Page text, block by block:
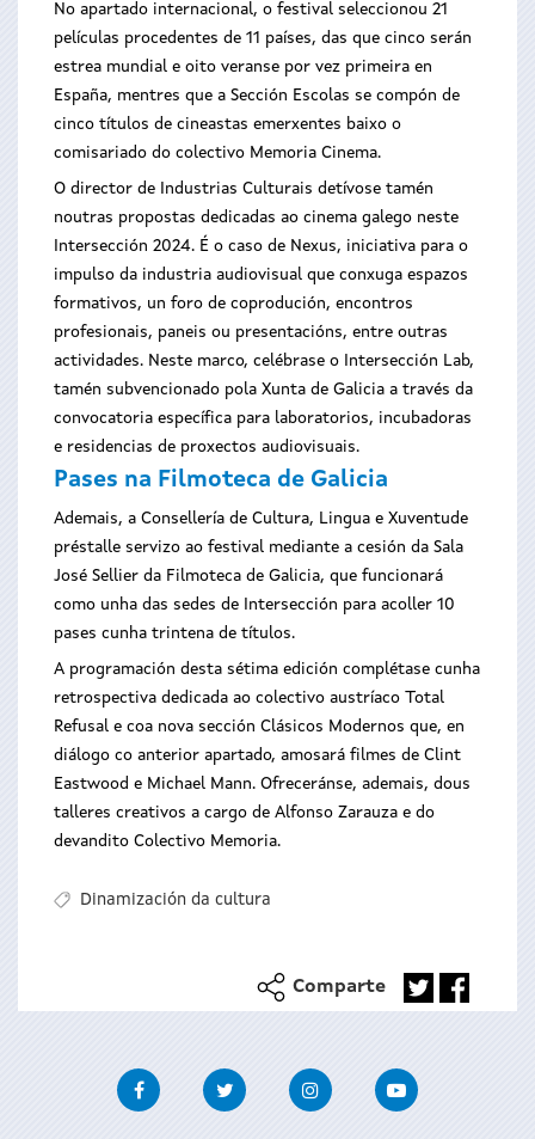
No apartado internacional, o festival seleccionou 21
películas procedentes de 11 países, das que cinco serán
estrea mundial e oito veranse por vez primeira en
España, mentres que a Sección Escolas se compón de
cinco títulos de cineastas emerxentes baixo o
comisariado do colectivo Memoria Cinema.
O director de Industrias Culturais detívose tamén
noutras propostas dedicadas ao cinema galego neste
Intersección 2024. É o caso de Nexus, iniciativa para o
impulso da industria audiovisual que conxuga espazos
formativos, un foro de coprodución, encontros
profesionais, paneis ou presentacións, entre outras
actividades. Neste marco, celébrase o Intersección Lab,
tamén subvencionado pola Xunta de Galicia a través da
convocatoria específica para laboratorios, incubadoras
e residencias de proxectos audiovisuais.
Pases na Filmoteca de Galicia
Ademais, a Consellería de Cultura, Lingua e Xuventude
préstalle servizo ao festival mediante a cesión da Sala
José Sellier da Filmoteca de Galicia, que funcionará
como unha das sedes de Intersección para acoller 10
pases cunha trintena de títulos.
A programación desta sétima edición complétase cunha
retrospectiva dedicada ao colectivo austríaco Total
Refusal e coa nova sección Clásicos Modernos que, en
diálogo co anterior apartado, amosará filmes de Clint
Eastwood e Michael Mann. Ofreceránse, ademais, dous
talleres creativos a cargo de Alfonso Zarauza e do
devandito Colectivo Memoria.
Dinamización da cultura
Comparte
FacebookTwitter InstagramYoutube